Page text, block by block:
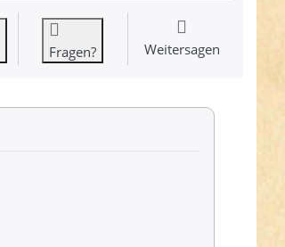
Fragen? Weitersagen